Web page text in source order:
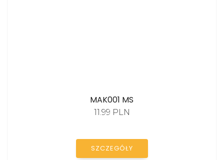
MAK001 MS
11.99 PLN
SZCZEGÓŁY